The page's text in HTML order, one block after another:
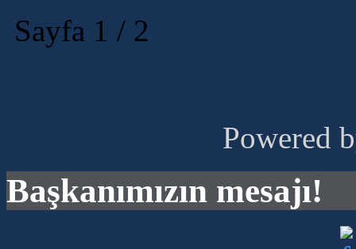
Sayfa 1 / 2
Powered
Başkanımızın mesajı!